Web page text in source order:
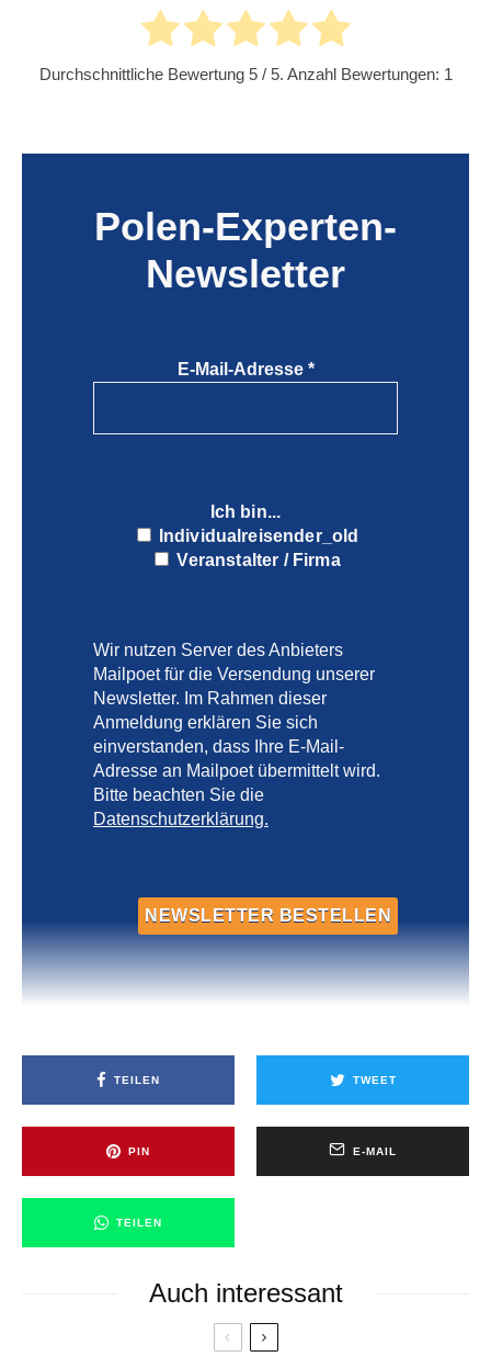
Durchschnittliche Bewertung 5/ 5. Anzahl Bewertungen: 1
Polen-Experten-
Newsletter
E-Mail-Adresse *
Ich bin...
Individualreisender_old
Veranstalter / Firma
Wir nutzen Server des Anbieters
Mailpoet für die Versendung unserer
Newsletter. Im Rahmen dieser
Anmeldung erklären Sie sich
einverstanden, dass Ihre E-Mail-
Adresse an Mailpoet übermittelt wird.
Bitte beachten Sie die
Datenschutzerklärung.
TEILEN TWEET
PIN E-MAIL
TEILEN
Auch interessant